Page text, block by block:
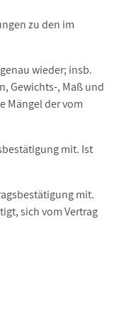
zu den im
wieder; insb.
Gewichts-, Maß und
Mängel der vom
mit. Ist
mit.
sich vom Vertrag